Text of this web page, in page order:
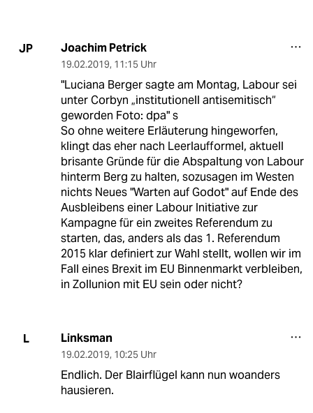
JP Joachim Petrick
19.02.2019, 11:15 Uhr
"Luciana Berger sagte am Montag, Labour sei
unter Corbyn „institutionell antisemitisch“
geworden Foto: dpa" s
So ohne weitere Erläuterung hingeworfen,
klingt das eher nach Leerlaufformel, aktuell
brisante Gründe für die Abspaltung von Labour
hinterm Berg zu halten, sozusagen im Westen
nichts Neues "Warten auf Godot" auf Ende des
Ausbleibens einer Labour Initiative zur
Kampagne für ein zweites Referendum zu
starten, das, anders als das 1. Referendum
2015 klar definiert zur Wahl stellt, wollen wir im
Fall eines Brexit im EU Binnenmarkt verbleiben,
in Zollunion mit EU sein oder nicht?
L Linksman
19.02.2019, 10:25 Uhr
Endlich. Der Blairflügel kann nun woanders
hausieren.